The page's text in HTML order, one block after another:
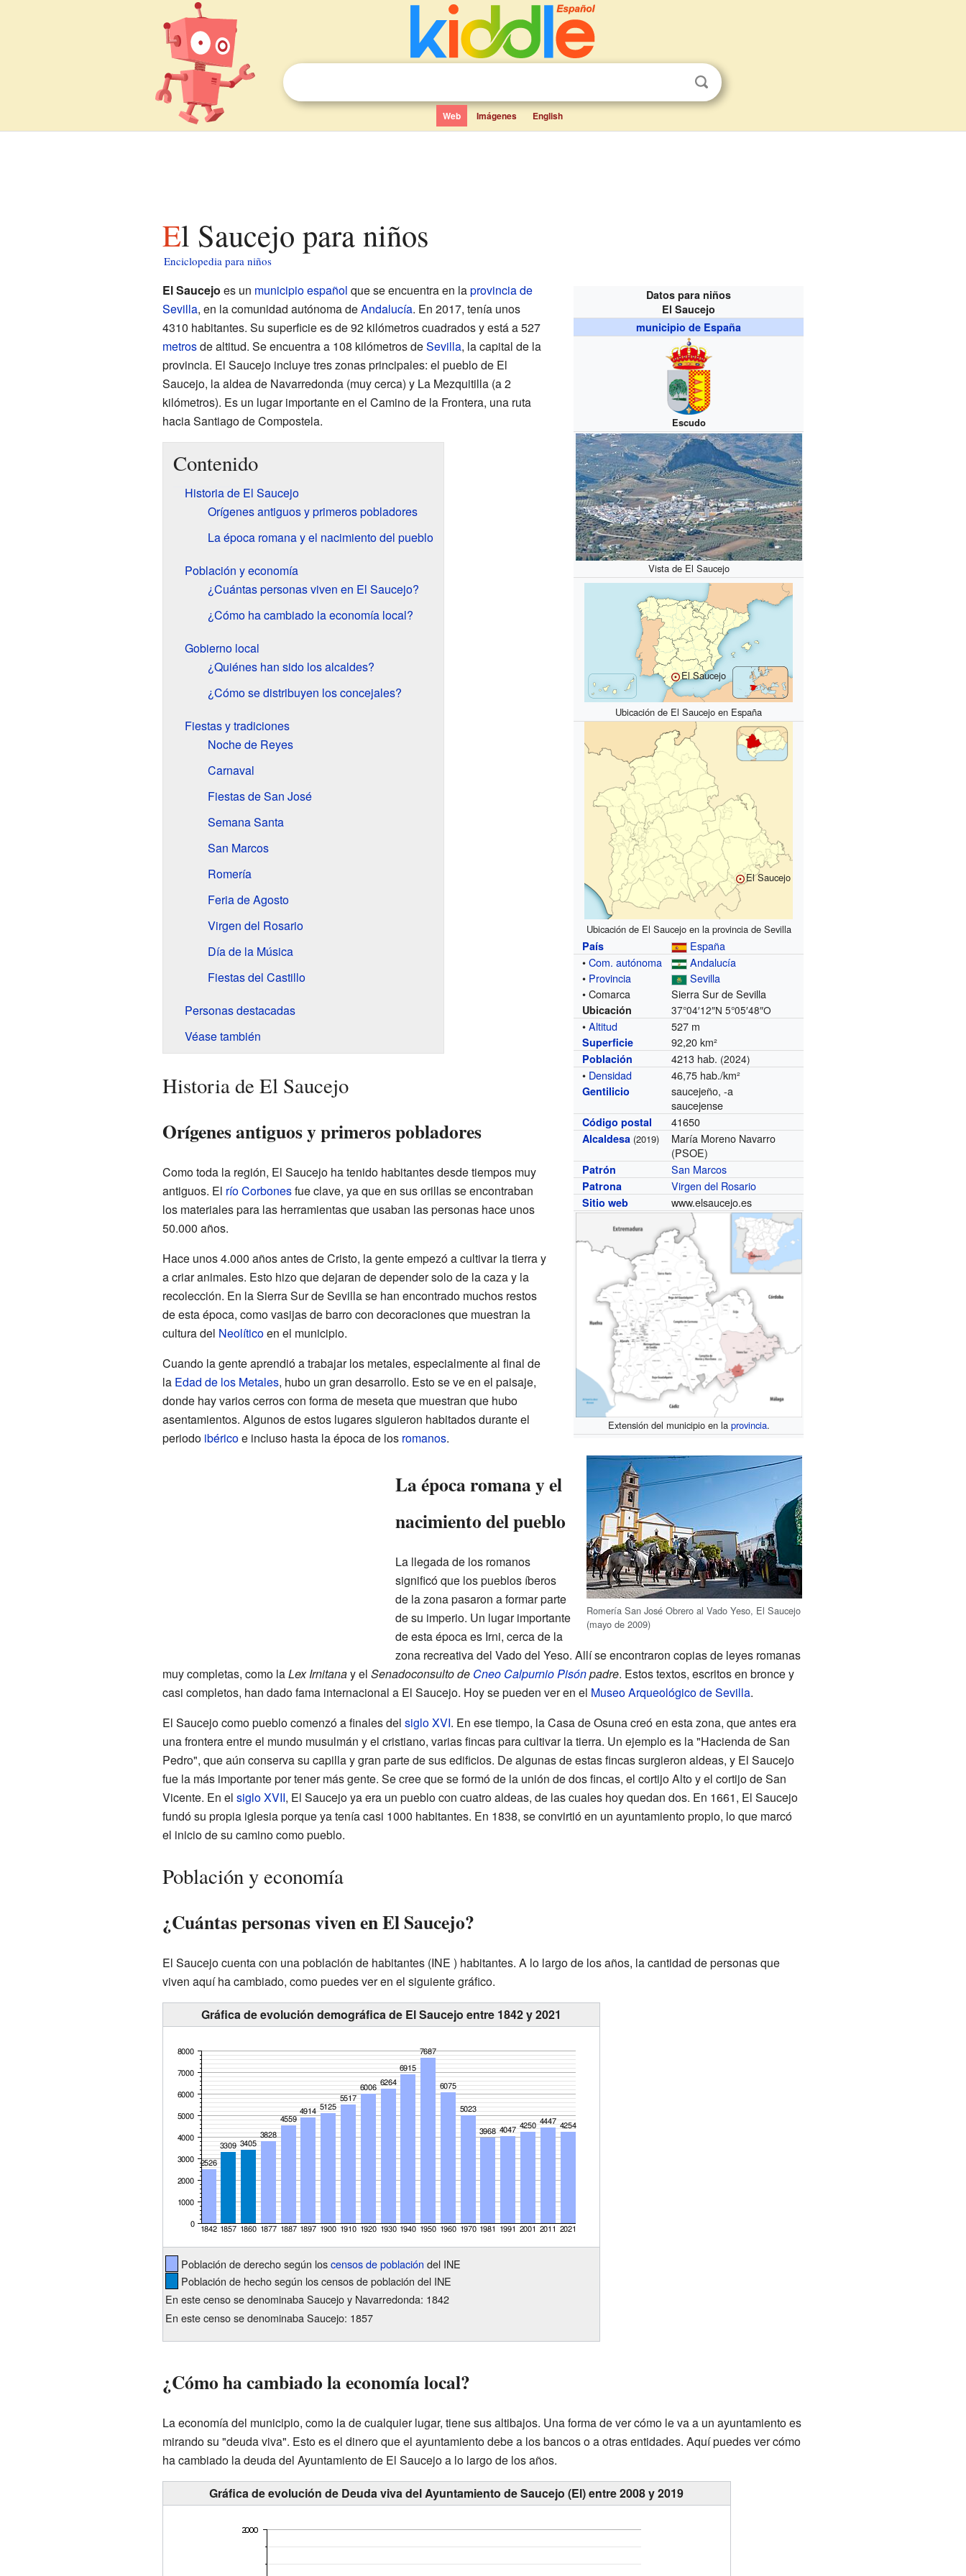
Web Imágenes English
El Saucejo para niños
Enciclopedia para niños
Datos para niños
El Saucejo
municipio de España
Escudo
Vista de El Saucejo
El Saucejo
Ubicación de El Saucejo en España
El Saucejo
Ubicación de El Saucejo en la provincia de Sevilla
País
España
•Com. autónoma
Andalucía
• Provincia
Sevilla
• Comarca
Sierra Sur de Sevilla
Ubicación 37°04′12″N 5°05′48″O
•Altitud 527 m
Superficie 92,20 km²
Población 4213 hab. (2024)
• Densidad 46,75 hab./km²
Gentilicio
saucejeño, -a
saucejense
Código postal 41650
Alcaldesa (2019)
María Moreno Navarro
(PSOE)
Patrón San Marcos
Patrona Virgen del Rosario
Sitio web www.elsaucejo.es
Extensión del municipio en la provincia.
Romería San José Obrero al Vado Yeso, El Saucejo
(mayo de 2009)
El Saucejo es un municipioespañol que se encuentra en laprovincia de
Sevilla, en la comunidad autónoma deAndalucía. En 2017, tenía unos
4310 habitantes. Su superficie es de 92 kilómetros cuadrados y está a 527
metrosde altitud. Se encuentra a 108 kilómetros deSevilla, la capital de la
provincia. El Saucejo incluye tres zonas principales: el pueblo de El
Saucejo, la aldea de Navarredonda (muy cerca) y La Mezquitilla (a 2
kilómetros). Es un lugar importante en el Camino de la Frontera, una ruta
hacia Santiago de Compostela.
Contenido
Historia de El Saucejo
Orígenes antiguos y primeros pobladores
La época romana y el nacimiento del pueblo
Población y economía
¿Cuántas personas viven en El Saucejo?
¿Cómo ha cambiado la economía local?
Gobierno local
¿Quiénes han sido los alcaldes?
¿Cómo se distribuyen los concejales?
Fiestas y tradiciones
Noche de Reyes
Carnaval
Fiestas de San José
Semana Santa
San Marcos
Romería
Feria de Agosto
Virgen del Rosario
Día de la Música
Fiestas del Castillo
Personas destacadas
Véase también
Historia de El Saucejo
Orígenes antiguos y primeros pobladores
Como toda la región, El Saucejo ha tenido habitantes desde tiempos muy
antiguos. El río Corbonesfue clave, ya que en sus orillas se encontraban
los materiales para las herramientas que usaban las personas hace unos
50.000 años.
Hace unos 4.000 años antes de Cristo, la gente empezó a cultivar la tierra y
a criar animales. Esto hizo que dejaran de depender solo de la caza y la
recolección. En la Sierra Sur de Sevilla se han encontrado muchos restos
de esta época, como vasijas de barro con decoraciones que muestran la
cultura del Neolíticoen el municipio.
Cuando la gente aprendió a trabajar los metales, especialmente al final de
la Edad de los Metales, hubo un gran desarrollo. Esto se ve en el paisaje,
donde hay varios cerros con forma de meseta que muestran que hubo
asentamientos. Algunos de estos lugares siguieron habitados durante el
periodo ibéricoe incluso hasta la época de los romanos.
La época romana y el
nacimiento del pueblo
La llegada de los romanos
significó que los pueblos íberos
de la zona pasaron a formar parte
de su imperio. Un lugar importante
de esta época es Irni, cerca de la
zona recreativa del Vado del Yeso. Allí se encontraron copias de leyes romanas
muy completas, como laLex Irnitanay el Senadoconsulto de Cneo Calpurnio Pisónpadre. Estos textos, escritos en bronce y
casi completos, han dado fama internacional a El Saucejo. Hoy se pueden ver en el Museo Arqueológico de Sevilla.
El Saucejo como pueblo comenzó a finales del siglo XVI. En ese tiempo, la Casa de Osuna creó en esta zona, que antes era
una frontera entre el mundo musulmán y el cristiano, varias fincas para cultivar la tierra. Un ejemplo es la "Hacienda de San
Pedro", que aún conserva su capilla y gran parte de sus edificios. De algunas de estas fincas surgieron aldeas, y El Saucejo
fue la más importante por tener más gente. Se cree que se formó de la unión de dos fincas, el cortijo Alto y el cortijo de San
Vicente. En el siglo XVII, El Saucejo ya era un pueblo con cuatro aldeas, de las cuales hoy quedan dos. En 1661, El Saucejo
fundó su propia iglesia porque ya tenía casi 1000 habitantes. En 1838, se convirtió en un ayuntamiento propio, lo que marcó
el inicio de su camino como pueblo.
Población y economía
¿Cuántas personas viven en El Saucejo?
El Saucejo cuenta con una población de habitantes(INE ) habitantes. A lo largo de los años, la cantidad de personas que
viven aquí ha cambiado, como puedes ver en el siguiente gráfico.
Gráfica de evolución demográfica de El Saucejo entre 1842 y 2021
Población de derecho según loscensos de población del INE
Población de hecho según los censos de población del INE
En este censo se denominaba Saucejo y Navarredonda: 1842
En este censo se denominaba Saucejo: 1857
¿Cómo ha cambiado la economía local?
La economía del municipio, como la de cualquier lugar, tiene sus altibajos. Una forma de ver cómo le va a un ayuntamiento es
mirando su "deuda viva". Esto es el dinero que el ayuntamiento debe a los bancos o a otras entidades. Aquí puedes ver cómo
ha cambiado la deuda del Ayuntamiento de El Saucejo a lo largo de los años.
Gráfica de evolución de Deuda viva del Ayuntamiento de Saucejo (El) entre 2008 y 2019